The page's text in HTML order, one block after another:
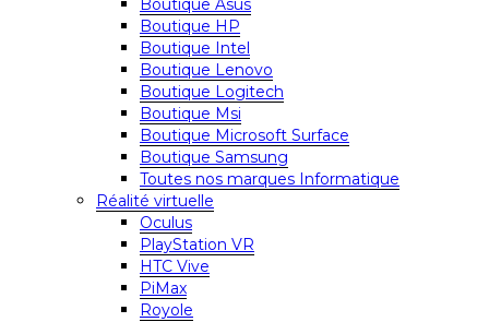
Boutique Asus
Boutique HP
Boutique Intel
Boutique Lenovo
Boutique Logitech
Boutique Msi
Boutique Microsoft Surface
Boutique Samsung
Toutes nos marques Informatique
Réalité virtuelle
Oculus
PlayStation VR
HTC Vive
PiMax
Royole